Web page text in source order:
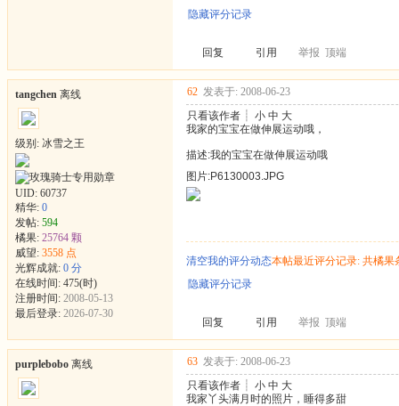
隐藏评分记录
回复 引用 举报 顶端
tangchen 离线
级别: 冰雪之王
UID: 60737
精华: 0
发帖: 594
橘果: 25764 颗
威望: 3558 点
光辉成就: 0 分
在线时间: 475(时)
注册时间: 2008-05-13
最后登录: 2026-07-30
62 发表于: 2008-06-23
只看该作者 ┊ 小 中 大
我家的宝宝在做伸展运动哦，
描述:我的宝宝在做伸展运动哦
图片:P6130003.JPG
清空我的评分动态本帖最近评分记录: 共橘果
隐藏评分记录
回复 引用 举报 顶端
purplebobo 离线 63 发表于: 2008-06-23
只看该作者 ┊ 小 中 大
我家丫头满月时的照片，睡得多甜